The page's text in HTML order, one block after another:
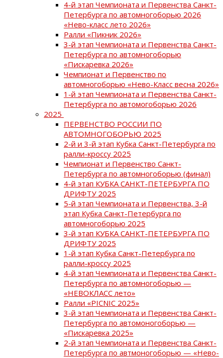
4-й этап Чемпионата и Первенства Санкт-
Петербурга по автомногоборью 2026
«Нево-класс лето 2026»
Ралли «Пикник 2026»
3-й этап Чемпионата и Первенства Санкт-
Петербурга по автомногоборью
«Пискаревка 2026»
Чемпионат и Первенство по
автомногоборью «Нево-Класс весна 2026»
1-й этап Чемпионата и Первенства Санкт-
Петербурга по автомогоборью 2026
2025
ПЕРВЕНСТВО РОССИИ ПО
АВТОМНОГОБОРЬЮ 2025
2-й и 3-й этап Кубка Санкт-Петербурга по
ралли-кроссу 2025
Чемпионат и Первенство Санкт-
Петербурга по автомногоборью (финал)
4-й этап КУБКА САНКТ-ПЕТЕРБУРГА ПО
ДРИФТУ 2025
5-й этап Чемпионата и Первенства, 3-й
этап Кубка Санкт-Петербурга по
автомногоборью 2025
3-й этап КУБКА САНКТ-ПЕТЕРБУРГА ПО
ДРИФТУ 2025
1-й этап Кубка Санкт-Петербурга по
ралли-кроссу 2025
4-й этап Чемпионата и Первенства Санкт-
Петербурга по автомногоборью —
«НЕВОКЛАСС лето»
Ралли «PICNIC 2025»
3-й этап Чемпионата и Первенства Санкт-
Петербурга по автомоногоборью —
«Пискаревка 2025»
2-й этап Чемпионата и Первенства Санкт-
Петербурга по автмоногоборью — «Нево-